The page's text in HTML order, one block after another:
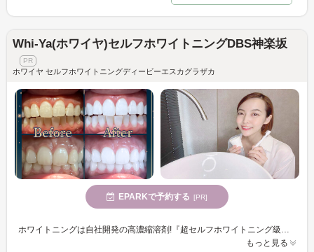
Whi-Ya(ホワイヤ)セルフホワイトニングDBS神楽坂
ホワイヤ セルフホワイトニングディービーエスカグラザカ
EPARKで予約する [PR]
ホワイトニングは自社開発の高濃縮溶剤!『超セルフホワイトニング級』を体験!!メディアで話題沸騰中の『びっくりホワイトニング』でツルピカなホワイトニング★他店でホワイトニング効果なしの方が多数継続!
もっと見る